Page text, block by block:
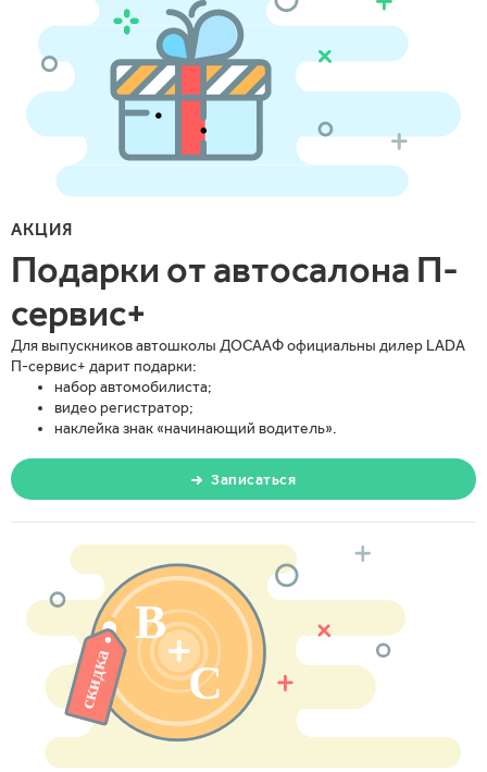
АКЦИЯ
Подарки от автосалона П-
сервис+
Для выпускников автошколы ДОСААФ официальны дилер LADA
П-сервис+ дарит подарки:
набор автомобилиста;
видео регистратор;
наклейка знак «начинающий водитель».
Записаться